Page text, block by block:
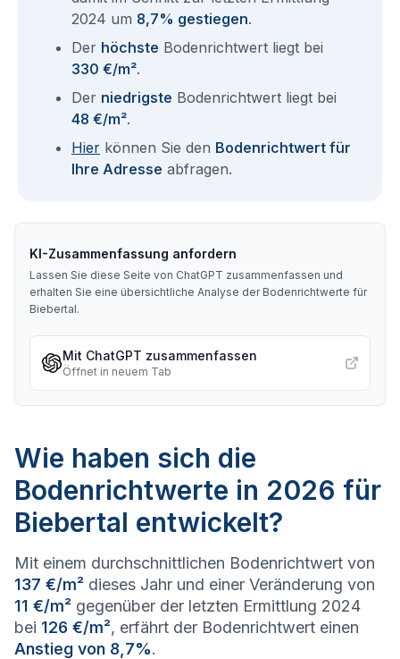
2024 um 8,7% gestiegen.
Der höchste Bodenrichtwert liegt bei
330 €/m².
Der niedrigste Bodenrichtwert liegt bei
48 €/m².
Hier können Sie den Bodenrichtwert für
Ihre Adresse abfragen.
KI-Zusammenfassung anfordern
Lassen Sie diese Seite von ChatGPT zusammenfassen und
erhalten Sie eine übersichtliche Analyse der Bodenrichtwerte für
Biebertal.
Mit ChatGPT zusammenfassen
Öffnet in neuem Tab
Wie haben sich die
Bodenrichtwerte in 2026 für
Biebertal entwickelt?
Mit einem durchschnittlichen Bodenrichtwert von
137 €/m² dieses Jahr und einer Veränderung von
11 €/m² gegenüber der letzten Ermittlung 2024
bei 126 €/m², erfährt der Bodenrichtwert einen
Anstieg von 8,7%.